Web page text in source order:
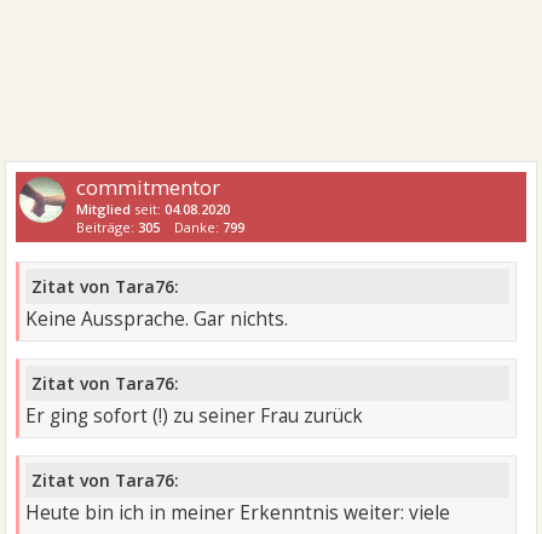
commitmentor
Mitglied seit:04.08.2020
Beiträge: 305 Danke: 799
Zitat von Tara76:
Keine Aussprache. Gar nichts.
Zitat von Tara76:
Er ging sofort (!) zu seiner Frau zurück
Zitat von Tara76:
Heute bin ich in meiner Erkenntnis weiter: viele